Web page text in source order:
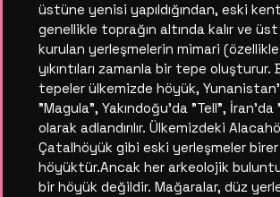
üstüne yenisi yapıldığından, eski
genellikle toprağın altında kalır ve
kurulan yerleşmelerin mimari
yıkıntıları zamanla bir tepe oluşturur.
tepeler ülkemizde höyük,
"Magula", Yakındoğu'da "Tell", İran'da
olarak adlandırılır. Ülkemizdeki
Çatalhöyük gibi eski yerleşmeler birer
höyüktür.Ancak her arkeolojik
bir höyük değildir. Mağaralar, düz